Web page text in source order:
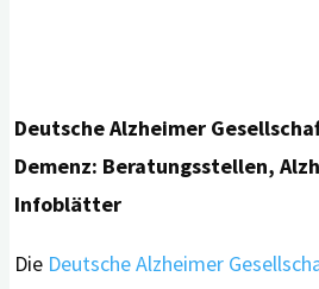
Deutsche Alzheimer
Demenz: Beratungsstellen,
Infoblätter
Die Deutsche Alzheimer